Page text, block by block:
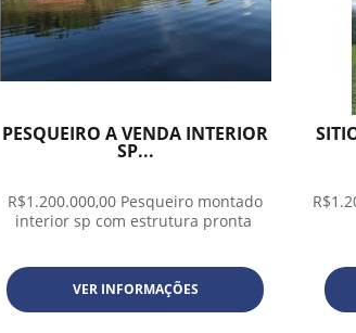
PESQUEIRO A VENDA INTERIOR
SP...
R$1.200.000,00 Pesqueiro montado
interior sp com estrutura pronta
VER INFORMAÇÕES